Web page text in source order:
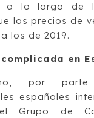
a lo largo de
los precios de
los de 2019.
en
por
españoles
Grupo de